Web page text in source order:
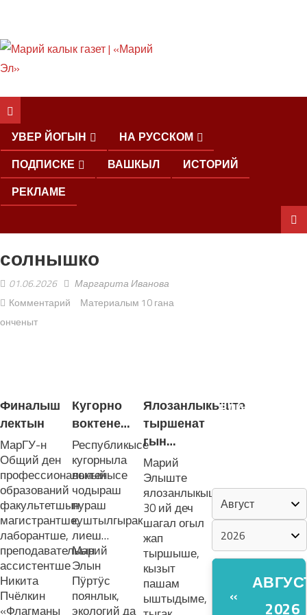
УВЕР ЙОГЫН
НА РУССКОМ
ПОДПИСКЕ
ВАШКЫЛ
ИСТОРИЙ
РЕКЛАМЕ
солнышко
01.06.2026
Маргарита Иванова
Комментарий
Материалым 10 гана
онченыт
Финалыш
лектын
МарГУ-н
Общий ден
профессиональный
образований
факультетшын
магистрантше,
лаборантше,
преподавательын
ассистентше
Никита
Пчёлкин
«Флагманы
Кугорно
воктене…
Республикысе
кугорныла
воктенысе
чодыраш
пураш
куштылгырак
лиеш…
Марий
Элын
Пӱртӱс
поянлык,
экологий да
Ялозанлыкыште
тыршенат
гын…
Марий
Элыште
ялозанлыкыште
30 ий деч
шагал огыл
жап
тыршыше,
кызыт
пашам
ыштыдыме,
ВЛАК
«
2026